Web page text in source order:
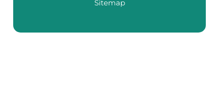
Sitemap